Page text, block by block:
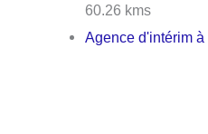
60.26 kms
Agence d'intérim à